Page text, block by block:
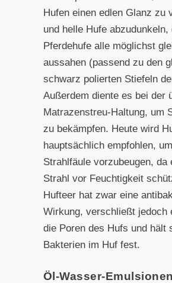
Hufen einen edlen Glanz zu
und helle Hufe abzudunkeln,
Pferdehufe alle möglichst
aussahen (passend zu den
schwarz polierten Stiefeln
Außerdem diente es bei der
Matrazenstreu-Haltung, um
zu bekämpfen. Heute wird
hauptsächlich empfohlen, um
Strahlfäule vorzubeugen, da
Strahl vor Feuchtigkeit
Hufteer hat zwar eine
Wirkung, verschließt jedoch
die Poren des Hufs und hält
Bakterien im Huf fest.
Öl-Wasser-Emulsionen